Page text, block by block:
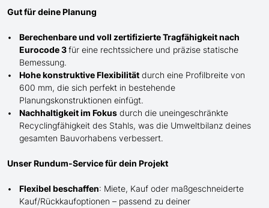
Gut für deine Planung
Berechenbare und voll zertifizierte Tragfähigkeit nach
Eurocode 3für eine rechtssichere und präzise statische
Bemessung.
Hohe konstruktive Flexibilität durch eine Profilbreite von
600 mm, die sich perfekt in bestehende
Planungskonstruktionen einfügt.
Nachhaltigkeit im Fokus durch die uneingeschränkte
Recyclingfähigkeit des Stahls, was die Umweltbilanz deines
gesamten Bauvorhabens verbessert.
Unser Rundum-Service für dein Projekt
Flexibel beschaffen: Miete, Kauf oder maßgeschneiderte
Kauf/Rückkaufoptionen – passend zu deiner